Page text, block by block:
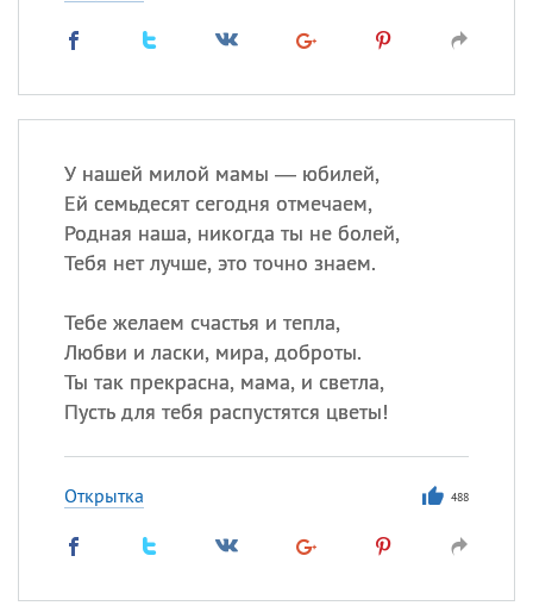
У нашей милой мамы — юбилей,
Ей семьдесят сегодня отмечаем,
Родная наша, никогда ты не болей,
Тебя нет лучше, это точно знаем.
Тебе желаем счастья и тепла,
Любви и ласки, мира, доброты.
Ты так прекрасна, мама, и светла,
Пусть для тебя распустятся цветы!
Открытка 488